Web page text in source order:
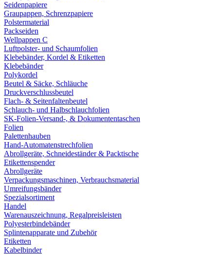
Seidenpapiere
Graupappen, Schrenzpapiere
Polstermaterial
Packseiden
Wellpappen C
Luftpolster- und Schaumfolien
Klebebänder, Kordel & Etiketten
Klebebänder
Polykordel
Beutel & Säcke, Schläuche
Druckverschlussbeutel
Flach- & Seitenfaltenbeutel
Schlauch- und Halbschlauchfolien
SK-Folien-Versand-, & Dokumententaschen
Folien
Palettenhauben
Hand-Automatenstrechfolien
Abrollgeräte, Schneideständer & Packtische
Etikettenspender
Abrollgeräte
Verpackungsmaschinen, Verbrauchsmaterial
Umreifungsbänder
Spezialsortiment
Handel
Warenauszeichnung, Regalpreisleisten
Polyesterbindebänder
Splintenapparate und Zubehör
Etiketten
Kabelbinder